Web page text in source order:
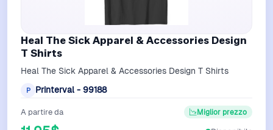
Heal The Sick Apparel & Accessories Design
T Shirts
Heal The Sick Apparel & Accessories Design T Shirts
P Printerval - 99188
A partire da Miglior prezzo